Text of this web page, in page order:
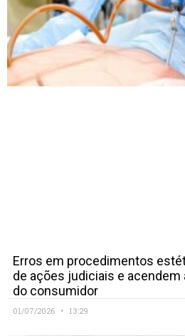
Erros em procedimentos
de ações judiciais e
do consumidor
01/07/2026 13:29